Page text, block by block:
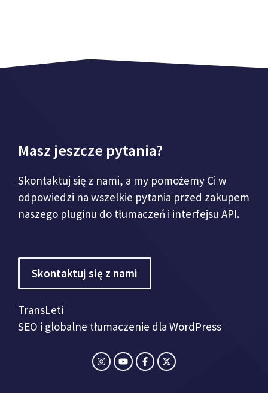
Masz jeszcze pytania?
Skontaktuj się z nami, a my pomożemy Ci w
odpowiedzi na wszelkie pytania przed zakupem
naszego pluginu do tłumaczeń i interfejsu API.
Skontaktuj się z nami
TransLeti
SEO i globalne tłumaczenie dla WordPress